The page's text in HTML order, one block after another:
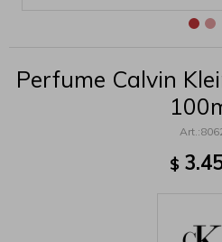
Perfume Calvin
$